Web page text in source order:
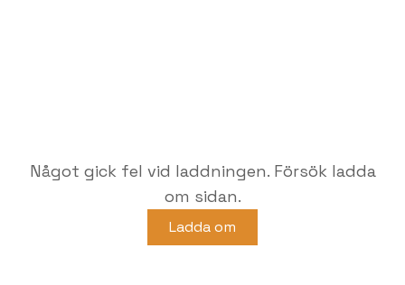
Något gick fel vid laddningen. Försök ladda
om sidan.
Ladda om